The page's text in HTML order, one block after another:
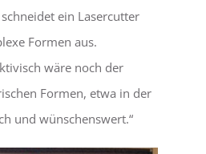
ein Lasercutter
Formen aus.
wäre noch der
Formen, etwa in der
und wünschenswert.“